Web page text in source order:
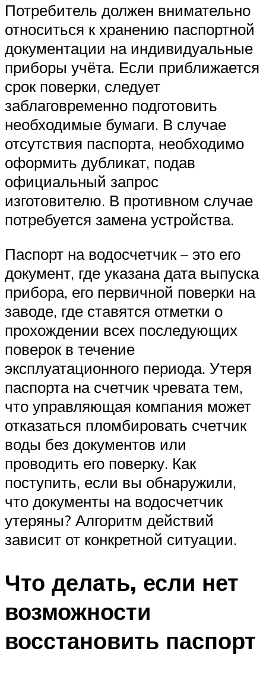
Потребитель должен внимательно
относиться к хранению паспортной
документации на индивидуальные
приборы учёта. Если приближается
срок поверки, следует
заблаговременно подготовить
необходимые бумаги. В случае
отсутствия паспорта, необходимо
оформить дубликат, подав
официальный запрос
изготовителю. В противном случае
потребуется замена устройства.
Паспорт на водосчетчик – это его
документ, где указана дата выпуска
прибора, его первичной поверки на
заводе, где ставятся отметки о
прохождении всех последующих
поверок в течение
эксплуатационного периода. Утеря
паспорта на счетчик чревата тем,
что управляющая компания может
отказаться пломбировать счетчик
воды без документов или
проводить его поверку. Как
поступить, если вы обнаружили,
что документы на водосчетчик
утеряны? Алгоритм действий
зависит от конкретной ситуации.
Что делать, если нет
возможности
восстановить паспорт